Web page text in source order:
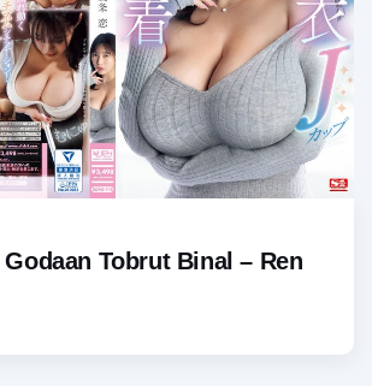
Godaan Tobrut Binal – Ren